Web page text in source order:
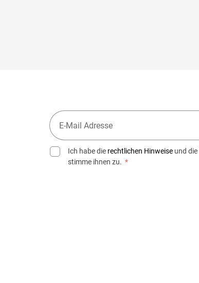
Ich habe die rechtlichen Hinweise und die
stimme ihnen zu. *